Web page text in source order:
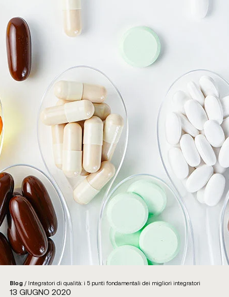
Blog / Integratori di qualità: i 5 punti fondamentali dei migliori integratori
13 GIUGNO 2020